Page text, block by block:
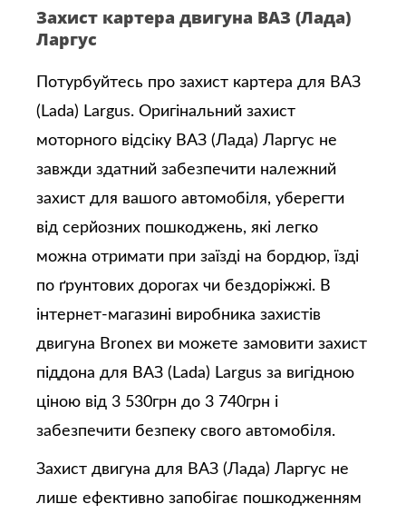
Захист картера двигуна ВАЗ (Лада)
Ларгус
Потурбуйтесь про захист картера для ВАЗ
(Lada) Largus. Оригінальний захист
моторного відсіку ВАЗ (Лада) Ларгус не
завжди здатний забезпечити належний
захист для вашого автомобіля, уберегти
від серйозних пошкоджень, які легко
можна отримати при заїзді на бордюр, їзді
по ґрунтових дорогах чи бездоріжжі. В
інтернет-магазині виробника захистів
двигуна Bronex ви можете замовити захист
піддона для ВАЗ (Lada) Largus за вигідною
ціною від 3 530грн до 3 740грн і
забезпечити безпеку свого автомобіля.
Захист двигуна для ВАЗ (Лада) Ларгус не
лише ефективно запобігає пошкодженням